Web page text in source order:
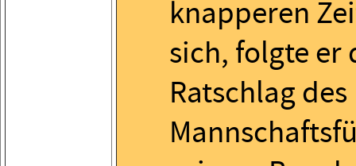
knapperen
sich, folgte er
Ratschlag des